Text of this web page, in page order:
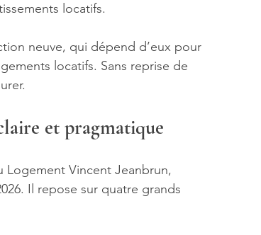
locatifs.
neuve, qui dépend d’eux pour
locatifs. Sans reprise de
et pragmatique
Logement Vincent Jeanbrun,
Il repose sur quatre grands